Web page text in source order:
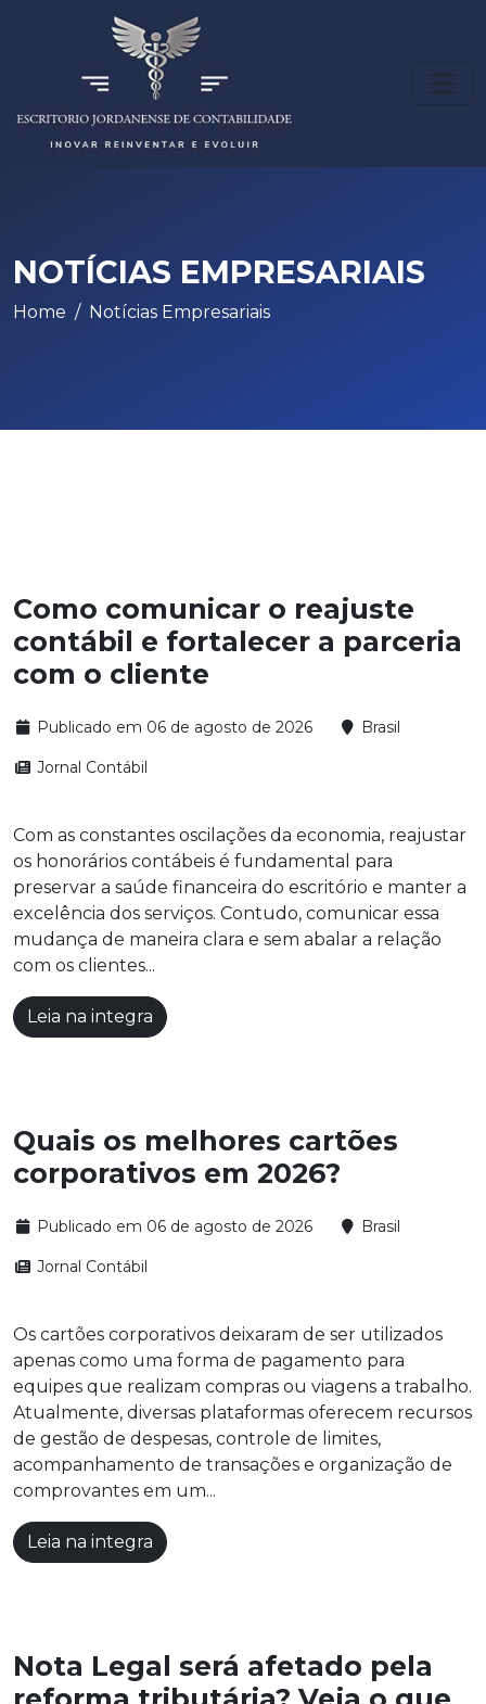
NOTÍCIAS EMPRESARIAIS
Home Notícias Empresariais
Como comunicar o reajuste
contábil e fortalecer a parceria
com o cliente
Publicado em 06 de agosto de 2026 Brasil
Jornal Contábil
Com as constantes oscilações da economia, reajustar
os honorários contábeis é fundamental para
preservar a saúde financeira do escritório e manter a
excelência dos serviços. Contudo, comunicar essa
mudança de maneira clara e sem abalar a relação
com os clientes...
Leia na integra
Quais os melhores cartões
corporativos em 2026?
Publicado em 06 de agosto de 2026 Brasil
Jornal Contábil
Os cartões corporativos deixaram de ser utilizados
apenas como uma forma de pagamento para
equipes que realizam compras ou viagens a trabalho.
Atualmente, diversas plataformas oferecem recursos
de gestão de despesas, controle de limites,
acompanhamento de transações e organização de
comprovantes em um...
Leia na integra
Nota Legal será afetado pela